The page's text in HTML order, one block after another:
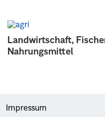
Landwirtschaft,
Nahrungsmittel
Impressum